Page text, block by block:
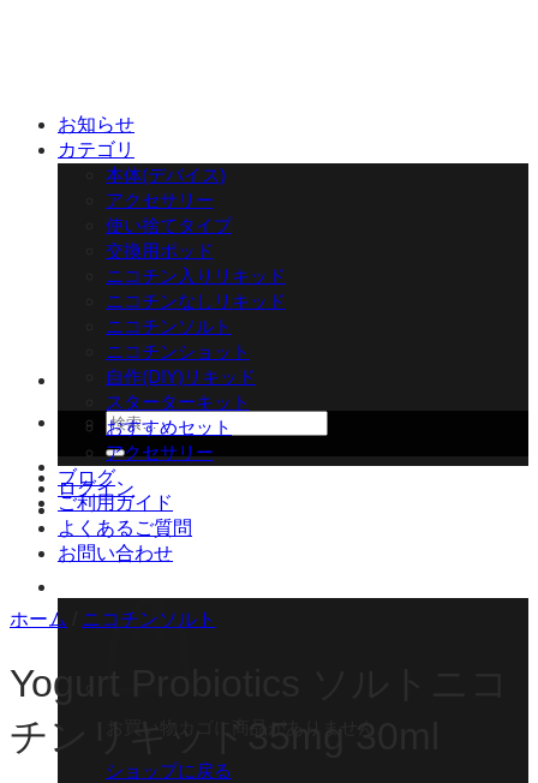
検
索
対
象:
ログイン
ショップに戻る
お知らせ
カテゴリ
本体(デバイス)
アクセサリー
使い捨てタイプ
交換用ポッド
ニコチン入りリキッド
ニコチンなしリキッド
ニコチンソルト
ニコチンショット
自作(DIY)リキッド
スターターキット
おすすめセット
アクセサリー
ブログ
ご利用ガイド
よくあるご質問
お問い合わせ
ホーム ニコチンソルト
Yogurt Probiotics ソルトニコ
チンリキッド35mg 30ml